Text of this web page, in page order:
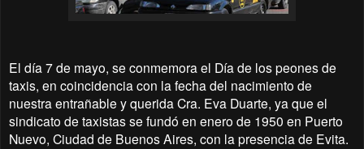
El día 7 de mayo, se conmemora el Día de los peones de
taxis, en coincidencia con la fecha del nacimiento de
nuestra entrañable y querida Cra. Eva Duarte, ya que el
sindicato de taxistas se fundó en enero de 1950 en Puerto
Nuevo, Ciudad de Buenos Aires, con la presencia de Evita.